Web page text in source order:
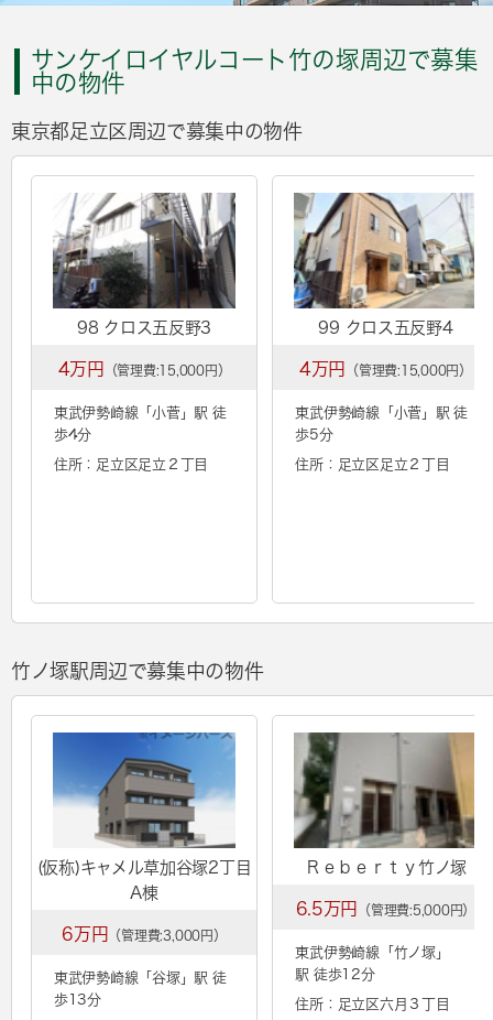
サンケイロイヤルコート竹の塚周辺で募集
中の物件
東京都足立区周辺で募集中の物件
98 クロス五反野3
4万円 （管理費:15,000円）
東武伊勢崎線「小菅」駅 徒
歩4分
住所：足立区足立２丁目
99 クロス五反野4
4万円 （管理費:15,000円）
東武伊勢崎線「 小菅 」駅 徒
歩5分
住所：足立区足立２丁目
竹ノ塚駅周辺で募集中の物件
(仮称)キャメル草加谷塚2丁目
A棟
6万円 （管理費:3,000円）
東武伊勢崎線「谷塚」駅 徒
歩13分
Ｒｅｂｅｒｔｙ竹ノ塚
6.5万円 （管理費:5,000円）
東武伊勢崎線「 竹ノ塚」
駅 徒歩12分
住所：足立区六月３丁目